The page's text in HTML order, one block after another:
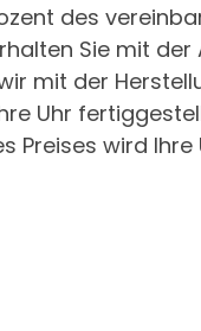
des
Sie mit
mit der
Uhr
Preises wird